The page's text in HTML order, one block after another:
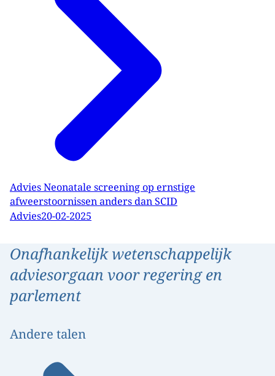
Advies Neonatale screening op ernstige
afweerstoornissen anders dan SCID
Advies20-02-2025
Onafhankelijk wetenschappelijk
adviesorgaan voor regering en
parlement
Andere talen